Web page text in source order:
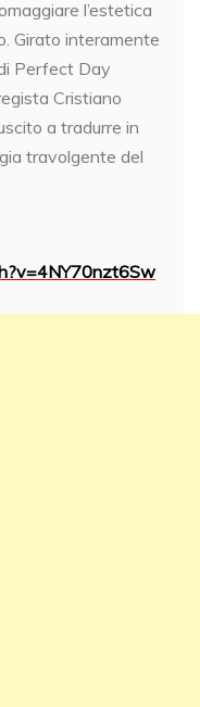
l’estetica
Girato interamente
Perfect Day
Cristiano
a tradurre in
travolgente del